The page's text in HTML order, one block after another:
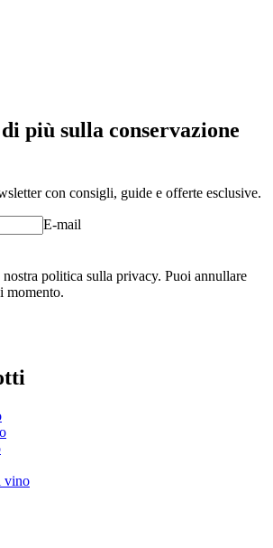
più sulla conservazione
con consigli, guide e offerte esclusive.
E-mail
politica sulla privacy. Puoi annullare
momento.
vino